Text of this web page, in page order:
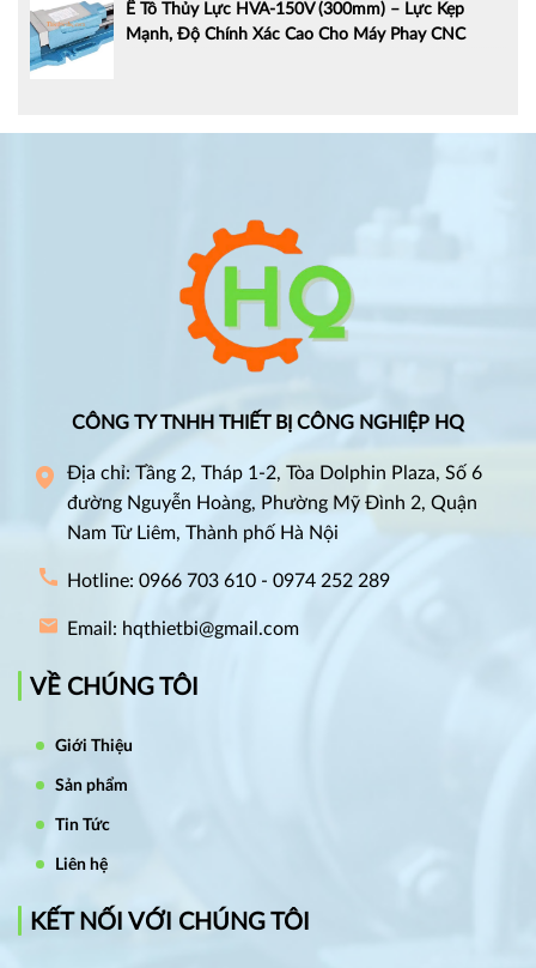
Ê Tô Thủy Lực HVA-150V (300mm) – Lực Kẹp
Mạnh, Độ Chính Xác Cao Cho Máy Phay CNC
CÔNG TY TNHH THIẾT BỊ CÔNG NGHIỆP HQ
Địa chỉ: Tầng 2, Tháp 1-2, Tòa Dolphin Plaza, Số 6
đường Nguyễn Hoàng, Phường Mỹ Đình 2, Quận
Nam Từ Liêm, Thành phố Hà Nội
Hotline: 0966 703 610 - 0974 252 289
Email: hqthietbi@gmail.com
VỀ CHÚNG TÔI
Giới Thiệu
Sản phẩm
Tin Tức
Liên hệ
KẾT NỐI VỚI CHÚNG TÔI